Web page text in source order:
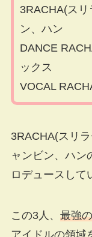
3RACHA(ス
ン、ハン
DANCE
ックス
VOCAL
3RACHA(スリ
ャンビン、ハン
ロデュースして
この3人、 最強
アイドルの領域